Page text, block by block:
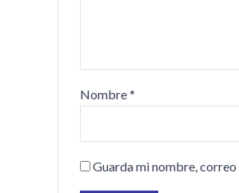
Nombre*
Guarda mi nombre,